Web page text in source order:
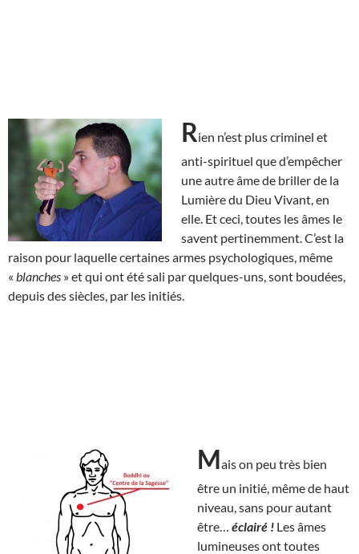
Rien n’est plus criminel et
anti-spirituel que d’empêcher
une autre âme de briller de la
Lumière du Dieu Vivant, en
elle. Et ceci, toutes les âmes le
savent pertinemment. C’est la
raison pour laquelle certaines armes psychologiques, même
« blanches » et qui ont été sali par quelques-uns, sont boudées,
depuis des siècles, par les initiés.
Mais on peu très bien
être un initié, même de haut
niveau, sans pour autant
être… éclairé ! Les âmes
lumineuses ont toutes